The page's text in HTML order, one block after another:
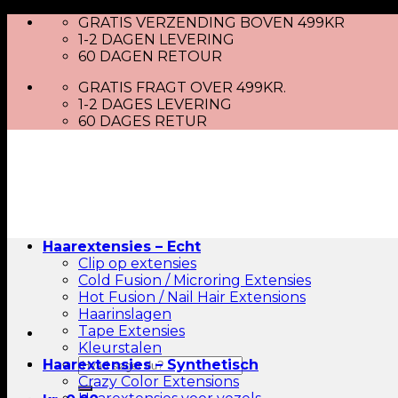
Skip
content
GRATIS VERZENDING BOVEN 499KR
1-2 DAGEN LEVERING
60 DAGEN RETOUR
GRATIS FRAGT OVER 499KR.
1-2 DAGES LEVERING
60 DAGES RETUR
Zoeken
naar:
Haarextensies – Echt
Clip op extensies
Cold Fusion / Microring Extensies
Hot Fusion / Nail Hair Extensions
Haarinslagen
Tape Extensies
Kleurstalen
Haarextensies – Synthetisch
Crazy Color Extensions